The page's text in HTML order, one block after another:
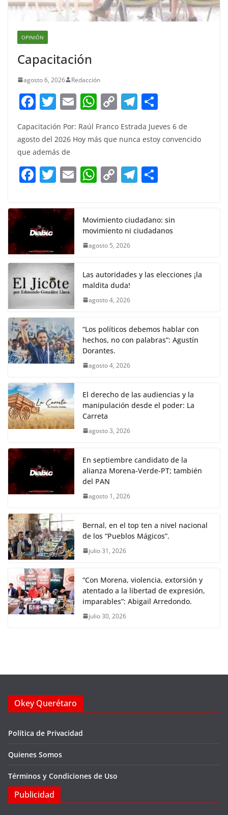
OPINIÓN
Capacitación
agosto 6, 2026 Redacción
F
c
e
b
o
k
T
itt
er
E
ai
W
at
A
p
C
p
Li
n
T
e
a
m
ar
e
Capacitación Por: Raúl Franco Estrada Jueves 6 de
agosto del 2026 Hoy más que nunca estoy convencido
que además de
F
c
e
b
o
o
k
T
itt
er
E W
s
A
p
C
y
Li
k
T
gr
a
e
Movimiento ciudadano: sin
movimiento ni ciudadanos
agosto 5, 2026
Las autoridades y las elecciones ¡la
maldita duda!
agosto 4, 2026
“Los políticos debemos hablar con
hechos, no con palabras”: Agustín
Dorantes.
agosto 4, 2026
El derecho de las audiencias y la
manipulación desde el poder: La
Carreta
agosto 3, 2026
En septiembre candidato de la
alianza Morena-Verde-PT; también
del PAN
agosto 1, 2026
Bernal, en el top ten a nivel nacional
de los “Pueblos Mágicos”.
julio 31, 2026
“Con Morena, violencia, extorsión y
atentado a la libertad de expresión,
imparables”: Abigail Arredondo.
julio 30, 2026
Okey Querétaro
Política de Privacidad
Quienes Somos
Términos y Condiciones de Uso
Publicidad